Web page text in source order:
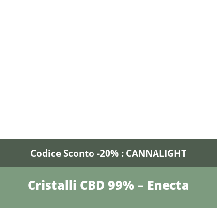
Codice Sconto -20% : CANNALIGHT
Cristalli CBD 99% – Enecta